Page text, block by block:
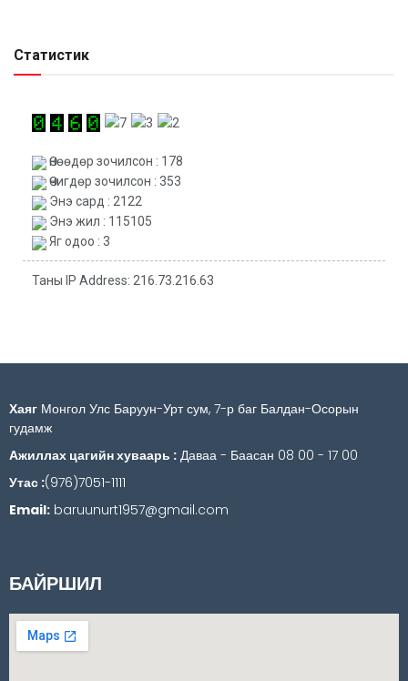
Статистик
Өнөөдөр зочилсон : 178
Өчигдөр зочилсон : 353
Энэ сард : 2122
Энэ жил : 115105
Яг одоо : 3
Таны IP Address: 216.73.216.63
Хаяг Монгол Улс Баруун-Урт сум, 7-р баг Балдан-Осорын
гудамж
Ажиллах цагийн хуваарь : Даваа - Баасан 08 00 - 17 00
Утас :(976)7051-1111
Email: baruunurt1957@gmail.com
БАЙРШИЛ